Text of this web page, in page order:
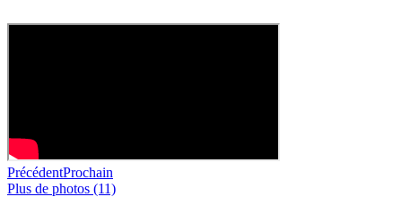
PrécédentProchain
Plus de photos (11)